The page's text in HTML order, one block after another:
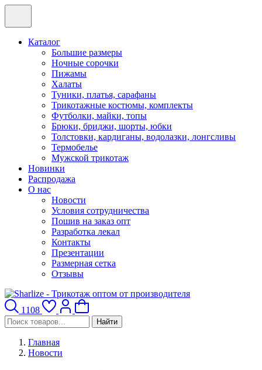
Каталог
Большие размеры
Ночные сорочки
Пижамы
Халаты
Туники, платья, сарафаны
Трикотажные костюмы, комплекты
Футболки, майки, топы
Брюки, бриджи, шорты, юбки
Толстовки, кардиганы, водолазки, лонгсливы
Термобелье
Мужской трикотаж
Новинки
Распродажа
О нас
Новости
Условия сотрудничества
Пошив на заказ опт
Разработка лекал
Контакты
Презентации
Размерная сетка
Отзывы
1108
Найти
Главная
Новости